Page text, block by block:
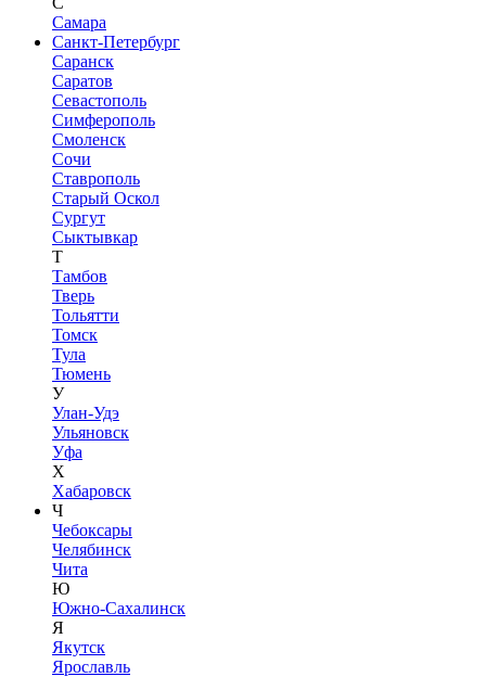
Самара
Санкт-Петербург
Саранск
Саратов
Севастополь
Симферополь
Смоленск
Сочи
Ставрополь
Старый Оскол
Сургут
Сыктывкар
Т
Тамбов
Тверь
Тольятти
Томск
Тула
Тюмень
У
Улан-Удэ
Ульяновск
Уфа
Х
Хабаровск
Ч
Чебоксары
Челябинск
Чита
Ю
Южно-Сахалинск
Я
Якутск
Ярославль